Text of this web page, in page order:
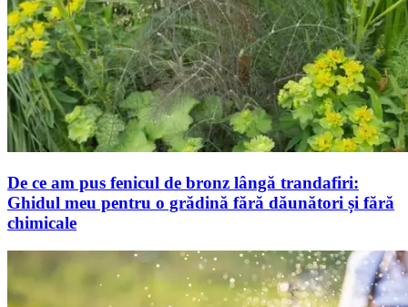
De ce am pus fenicul de bronz lângă trandafiri:
Ghidul meu pentru o grădină fără dăunători și fără
chimicale